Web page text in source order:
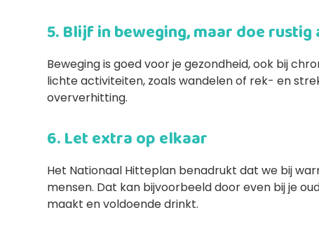
5. Blijf in beweging, maar doe rustig
Beweging is goed voor je gezondheid, ook bij
lichte activiteiten, zoals wandelen of rek- en
oververhitting.
6. Let extra op elkaar
Het Nationaal Hitteplan benadrukt dat we bij
mensen. Dat kan bijvoorbeeld door even bij je
maakt en voldoende drinkt.